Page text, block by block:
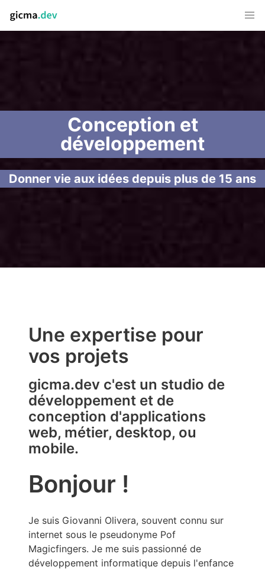
Conception et
développement
Donner vie aux idées depuis plus de 15 ans
Une expertise pour
vos projets
gicma.dev c'est un studio de
développement et de
conception d'applications
web, métier, desktop, ou
mobile.
Bonjour !
Je suis Giovanni Olivera, souvent connu sur
internet sous le pseudonyme Pof
Magicfingers. Je me suis passionné de
développement informatique depuis l'enfance